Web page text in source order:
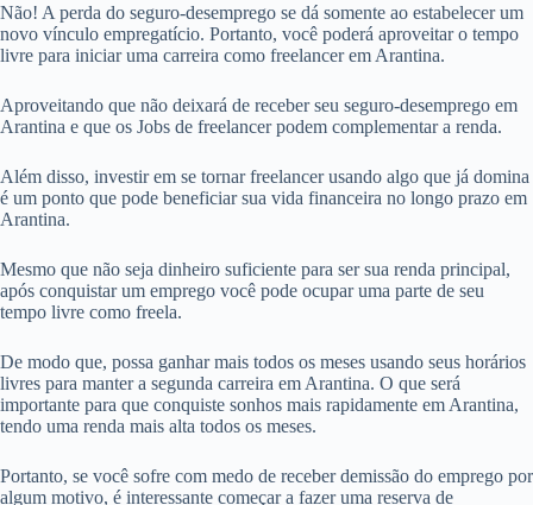
Não! A perda do seguro-desemprego se dá somente ao estabelecer um
novo vínculo empregatício. Portanto, você poderá aproveitar o tempo
livre para iniciar uma carreira como freelancer em Arantina.
Aproveitando que não deixará de receber seu seguro-desemprego em
Arantina e que os Jobs de freelancer podem complementar a renda.
Além disso, investir em se tornar freelancer usando algo que já domina
é um ponto que pode beneficiar sua vida financeira no longo prazo em
Arantina.
Mesmo que não seja dinheiro suficiente para ser sua renda principal,
após conquistar um emprego você pode ocupar uma parte de seu
tempo livre como freela.
De modo que, possa ganhar mais todos os meses usando seus horários
livres para manter a segunda carreira em Arantina. O que será
importante para que conquiste sonhos mais rapidamente em Arantina,
tendo uma renda mais alta todos os meses.
Portanto, se você sofre com medo de receber demissão do emprego por
algum motivo, é interessante começar a fazer uma reserva de